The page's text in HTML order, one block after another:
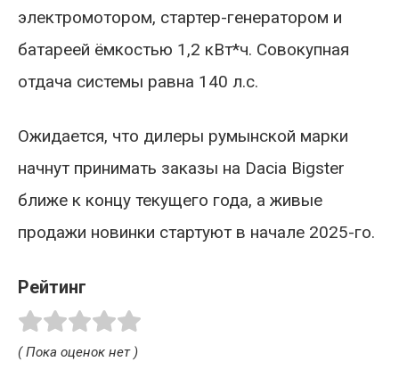
электромотором, стартер-генератором и
батареей ёмкостью 1,2 кВт*ч. Совокупная
отдача системы равна 140 л.с.
Ожидается, что дилеры румынской марки
начнут принимать заказы на Dacia Bigster
ближе к концу текущего года, а живые
продажи новинки стартуют в начале 2025-го.
Рейтинг
( Пока оценок нет )